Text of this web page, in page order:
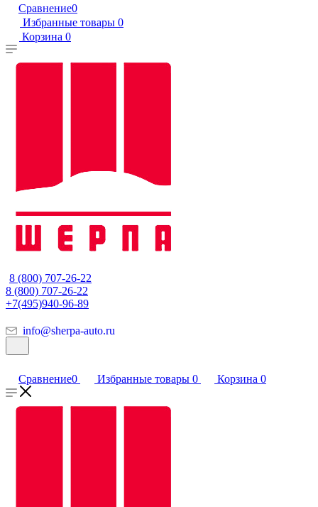
Сравнение0
Избранные товары 0
Корзина 0
8 (800) 707-26-22
8 (800) 707-26-22
+7(495)940-96-89
info@sherpa-auto.ru
Сравнение0 Избранные товары 0 Корзина 0